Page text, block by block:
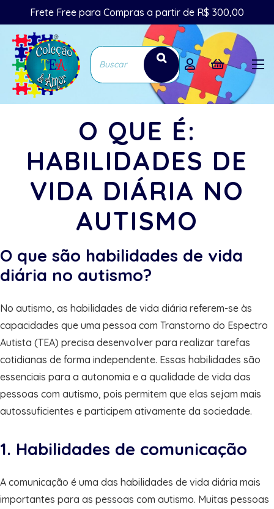
Frete Free para Compras a partir de R$ 300,00
O QUE É:
HABILIDADES DE
VIDA DIÁRIA NO
AUTISMO
O que são habilidades de vida
diária no autismo?
No autismo, as habilidades de vida diária referem-se às
capacidades que uma pessoa com Transtorno do Espectro
Autista (TEA) precisa desenvolver para realizar tarefas
cotidianas de forma independente. Essas habilidades são
essenciais para a autonomia e a qualidade de vida das
pessoas com autismo, pois permitem que elas sejam mais
autossuficientes e participem ativamente da sociedade.
1. Habilidades de comunicação
A comunicação é uma das habilidades de vida diária mais
importantes para as pessoas com autismo. Muitas pessoas